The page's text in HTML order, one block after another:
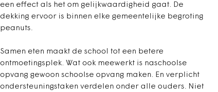
een effect als het om gelijkwaardigheid gaat. De
dekking ervoor is binnen elke gemeentelijke begroting
peanuts.
Samen eten maakt de school tot een betere
ontmoetingsplek. Wat ook meewerkt is naschoolse
opvang gewoon schoolse opvang maken. En verplicht
ondersteuningstaken verdelen onder alle ouders. Niet